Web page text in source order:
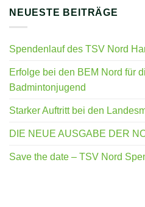
NEUESTE BEITRÄGE
Spendenlauf des TSV Nord
Erfolge bei den BEM Nord für
Badmintonjugend
Starker Auftritt bei den
DIE NEUE AUSGABE DER
Save the date – TSV Nord